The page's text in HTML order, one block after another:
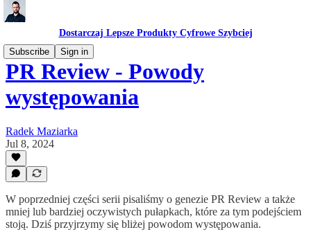
Dostarczaj Lepsze Produkty Cyfrowe Szybciej
Subscribe
Sign in
PR Review - Powody
występowania
Radek Maziarka
Jul 8, 2024
W poprzedniej części serii pisaliśmy o genezie PR Review a także
mniej lub bardziej oczywistych pułapkach, które za tym podejściem
stoją. Dziś przyjrzymy się bliżej powodom występowania.